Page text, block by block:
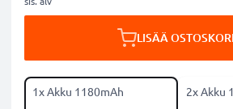
LISÄÄ
1x Akku 1180mAh 2x Akku